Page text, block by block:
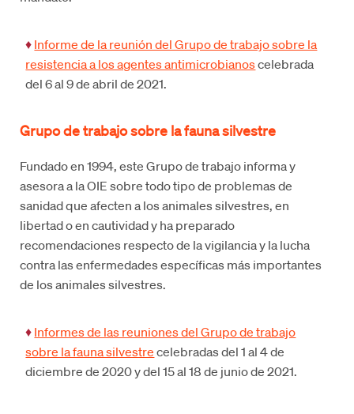
♦Informe de la reunión del Grupo de trabajo sobre la
resistencia a los agentes antimicrobianoscelebrada
del 6 al 9 de abril de 2021.
Grupo de trabajo sobre la fauna silvestre
Fundado en 1994, este Grupo de trabajo informa y
asesora a la OIE sobre todo tipo de problemas de
sanidad que afecten a los animales silvestres, en
libertad o en cautividad y ha preparado
recomendaciones respecto de la vigilancia y la lucha
contra las enfermedades específicas más importantes
de los animales silvestres.
♦Informes de las reuniones del Grupo de trabajo
sobre la fauna silvestrecelebradas del 1 al 4 de
diciembre de 2020 y del 15 al 18 de junio de 2021.